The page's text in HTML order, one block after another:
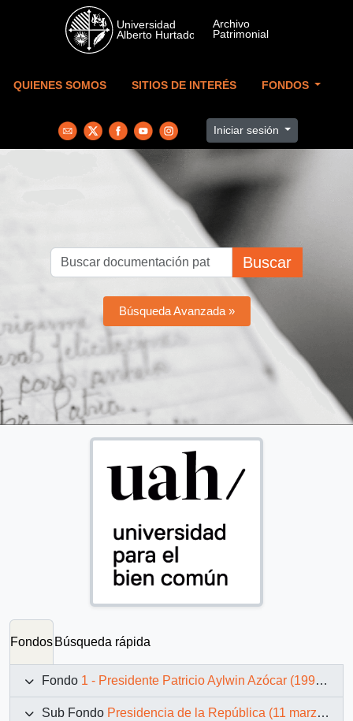
Skip to main content
QUIENES SOMOS SITIOS DE INTERÉS FONDOS
Iniciar sesión
Buscar
Búsqueda Avanzada »
Fondos Búsqueda rápida
Fondo 1 - Presidente Patricio Aylwin Azócar (1990-1994)
Sub Fondo Presidencia de la República (11 marzo 1990 – 11 marzo 1994)